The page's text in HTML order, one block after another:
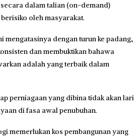
dalam talian (on-demand)
oleh masyarakat.
mengatasinya dengan turun ke padang,
dan membuktikan bahawa
adalah yang terbaik dalam
perniagaan yang dibina tidak akan lari
di fasa awal penubuhan.
memerlukan kos pembangunan yang